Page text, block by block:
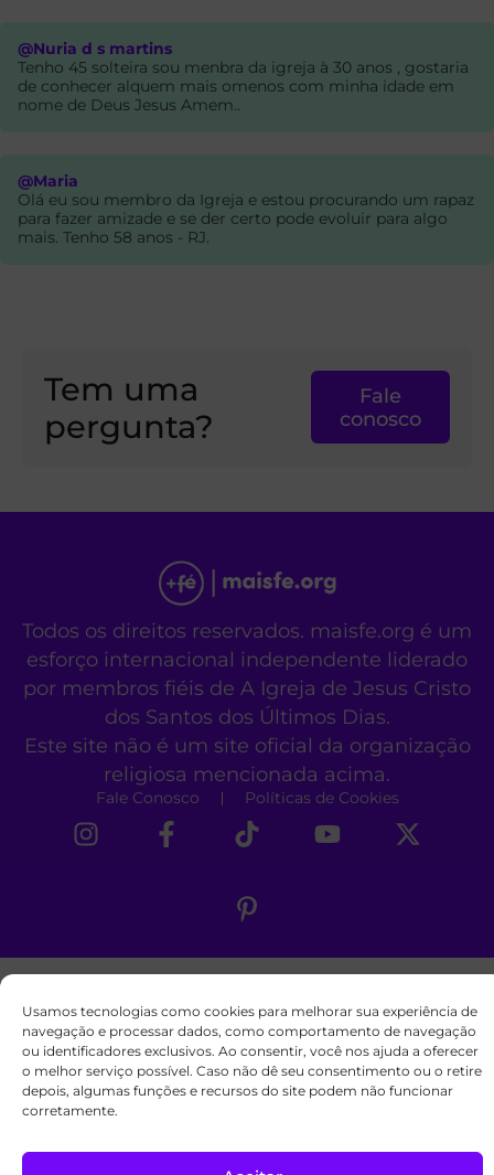
Usamos tecnologias como cookies para melhorar sua experiência de
navegação e processar dados, como comportamento de navegação
ou identificadores exclusivos. Ao consentir, você nos ajuda a oferecer
o melhor serviço possível. Caso não dê seu consentimento ou o retire
depois, algumas funções e recursos do site podem não funcionar
corretamente.
@Nuria d s martins
Tenho 45 solteira sou menbra da igreja à 30 anos , gostaria
de conhecer alquem mais omenos com minha idade em
nome de Deus Jesus Amem..
@Maria
Olá eu sou membro da Igreja e estou procurando um rapaz
para fazer amizade e se der certo pode evoluir para algo
mais. Tenho 58 anos - RJ.
Tem uma
pergunta?
Fale
conosco
Todos os direitos reservados. maisfe.org é um
esforço internacional independente liderado
por membros fiéis de A Igreja de Jesus Cristo
dos Santos dos Últimos Dias.
Este site não é um site oficial da organização
religiosa mencionada acima.
Fale Conosco Políticas de Cookies